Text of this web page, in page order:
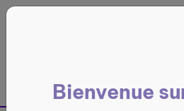
France entière
Bienvenue
Panneau de gestion des cookies